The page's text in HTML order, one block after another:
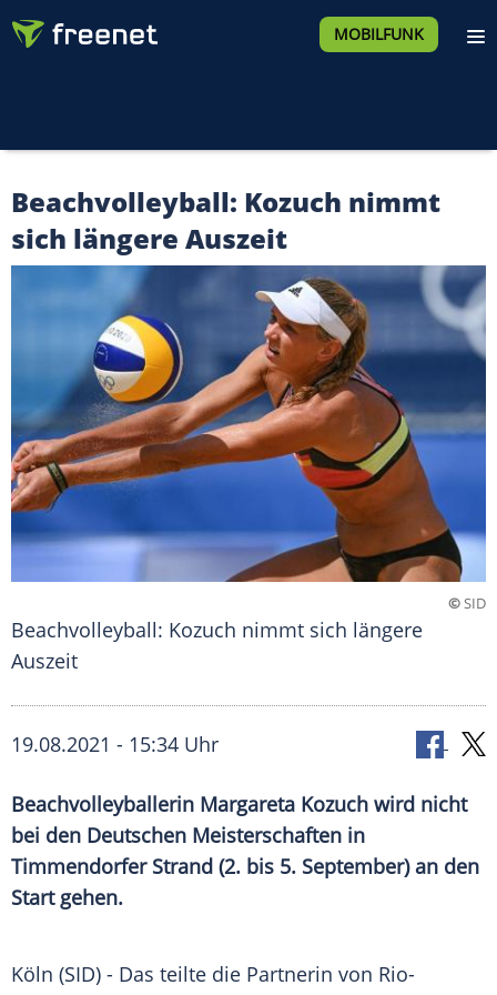
MOBILFUNK
Beachvolleyball: Kozuch nimmt
sich längere Auszeit
©SID
Beachvolleyball: Kozuch nimmt sich längere
Auszeit
19.08.2021 - 15:34 Uhr
Beachvolleyballerin Margareta Kozuch wird nicht
bei den Deutschen Meisterschaften in
Timmendorfer Strand (2. bis 5. September) an den
Start gehen.
Köln (SID) - Das teilte die Partnerin von Rio-